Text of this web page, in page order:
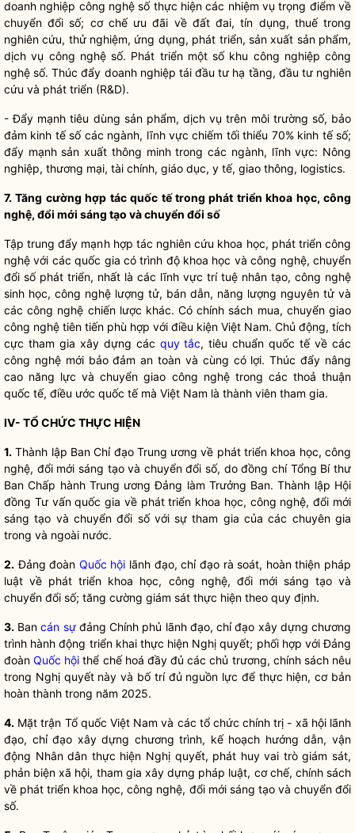
doanh nghiệp công nghệ số thực hiện các nhiệm vụ trọng điểm về
chuyển đổi số; cơ chế ưu đãi về đất đai, tín dụng, thuế trong
nghiên cứu, thử nghiệm, ứng dụng, phát triển, sản xuất sản phẩm,
dịch vụ công nghệ số. Phát triển một số khu công nghiệp công
nghệ số. Thúc đẩy doanh nghiệp tái đầu tư hạ tầng, đầu tư nghiên
cứu và phát triển (R&D).
- Đẩy mạnh tiêu dùng sản phẩm, dịch vụ trên môi trường số, bảo
đảm kinh tế số các ngành, lĩnh vực chiếm tối thiểu 70% kinh tế số;
đẩy mạnh sản xuất thông minh trong các ngành, lĩnh vực: Nông
nghiệp, thương mại, tài chính, giáo dục, y tế, giao thông, logistics.
7. Tăng cường hợp tác quốc tế trong phát triển khoa học, công
nghệ, đổi mới sáng tạo và chuyển đổi số
Tập trung đẩy mạnh hợp tác nghiên cứu khoa học, phát triển công
nghệ với cácquốc gia có trình độ khoa học và công nghệ, chuyển
đổi số phát triển, nhất là các lĩnh vực trí tuệ nhân tạo, công nghệ
sinh học, công nghệ lượng tử, bán dẫn, năng lượng nguyên tử và
các công nghệ chiến lược khác.Có chính sách mua, chuyển giao
công nghệ tiên tiến phù hợp với điều kiện Việt Nam. Chủ động, tích
cực tham gia xây dựng các quy tắc, tiêu chuẩn quốc tế về các
công nghệ mới bảo đảm an toàn và cùng có lợi. Thúc đẩy nâng
cao năng lực và chuyển giao công nghệ trong các thoả thuận
quốc tế, điều ước quốc tế mà Việt Nam là thành viên tham gia.
IV- TỔ CHỨC THỰC HIỆN
1. Thành lập BanChỉ đạoTrung ương về phát triển khoa học, công
nghệ, đổi mới sáng tạo và chuyển đổi số, do đồng chí Tổng Bí thư
BanChấp hànhTrung ương Đảng làm Trưởng Ban. Thành lập Hội
đồng Tư vấnquốc gia về phát triển khoa học, công nghệ, đổi mới
sáng tạo và chuyển đổi số với sự tham gia của các chuyên gia
trong và ngoài nước.
2. Đảng đoàn Quốc hội lãnh đạo,chỉ đạorà soát, hoàn thiện pháp
luật về phát triển khoa học, công nghệ, đổi mới sáng tạo và
chuyển đổi số; tăng cường giám sát thực hiện theo quy định.
3. Bancán sựđảng Chính phủ lãnh đạo,chỉ đạo xây dựng chương
trình hành động triển khai thực hiện Nghị quyết; phối hợp với Đảng
đoànQuốc hội thể chế hoá đầy đủ các chủ trương, chính sách nêu
trong Nghị quyếtnày và bố trí đủ nguồn lực để thực hiện, cơ bản
hoàn thành trong năm 2025.
4. Mặt trận Tổ quốc Việt Nam và các tổ chứcchính trị - xã hội lãnh
đạo, chỉ đạo xây dựng chương trình, kế hoạch hướng dẫn, vận
động Nhân dân thực hiện Nghị quyết, phát huy vai trò giám sát,
phản biện xã hội, tham gia xây dựng pháp luật, cơ chế, chính sách
về phát triển khoa học, công nghệ, đổi mới sáng tạo và chuyển đổi
số.